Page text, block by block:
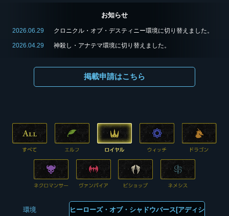
お知らせ
2026.06.29 クロニクル・オブ・デスティニー環境に切り替えました。
2026.04.29 神殺し・アナテマ環境に切り替えました。
掲載申請はこちら
環境